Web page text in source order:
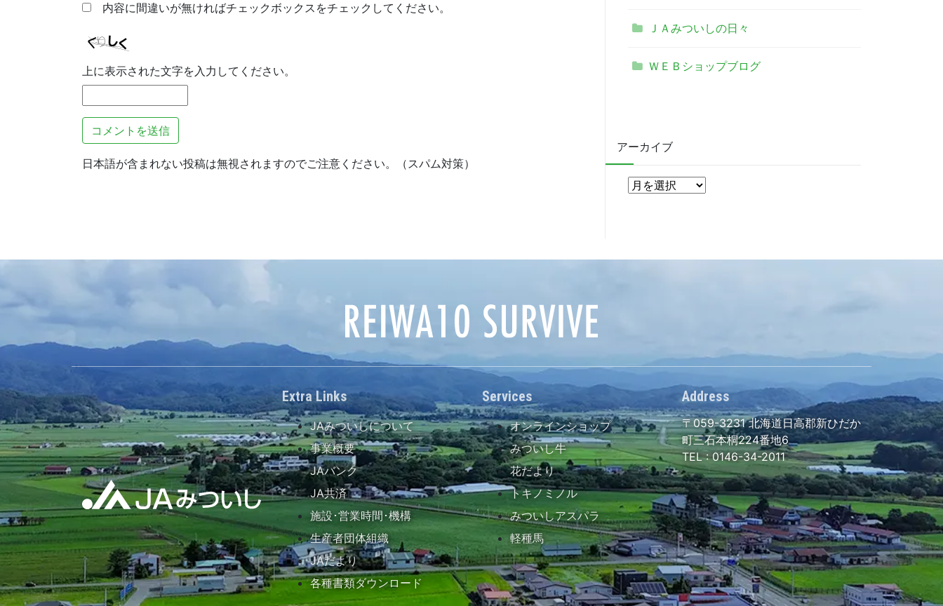
内容に間違いが無ければチェックボックスをチェックしてください。
上に表示された文字を入力してください。
日本語が含まれない投稿は無視されますのでご注意ください。（スパム対策）
ＪＡみついしの日々
ＷＥＢショップブログ
アーカイブ
ア
Extra Links
JAみついしについて
事業概要
JAバンク
JA共済
施設･営業時間･機構
生産者団体組織
JAだより
各種書類ダウンロード
Services
オンラインショップ
みついし牛
花だより
トキノミノル
みついしアスパラ
軽種馬
Address
〒059-3231北海道日高郡新ひだか
町三石本桐224番地6
TEL :0146-34-2011